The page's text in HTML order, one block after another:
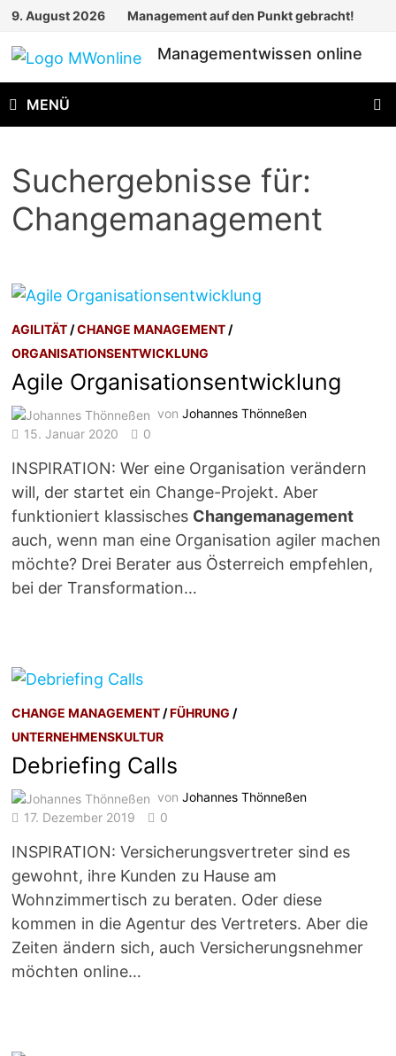
Zum
springen
9. August 2026 Management auf den Punkt gebracht!
Managementwissen online
MENÜ
Suchergebnisse für:
Changemanagement
AGILITÄT /CHANGE MANAGEMENT /
ORGANISATIONSENTWICKLUNG
Agile Organisationsentwicklung
vonJohannes Thönneßen
15. Januar 2020
0
INSPIRATION: Wer eine Organisation verändern
will, der startet ein Change-Projekt. Aber
funktioniert klassisches Changemanagement
auch, wenn man eine Organisation agiler machen
möchte? Drei Berater aus Österreich empfehlen,
bei der Transformation…
CHANGE MANAGEMENT/FÜHRUNG /
UNTERNEHMENSKULTUR
Debriefing Calls
vonJohannes Thönneßen
17. Dezember 2019
0
INSPIRATION: Versicherungsvertreter sind es
gewohnt, ihre Kunden zu Hause am
Wohnzimmertisch zu beraten. Oder diese
kommen in die Agentur des Vertreters. Aber die
Zeiten ändern sich, auch Versicherungsnehmer
möchten online…